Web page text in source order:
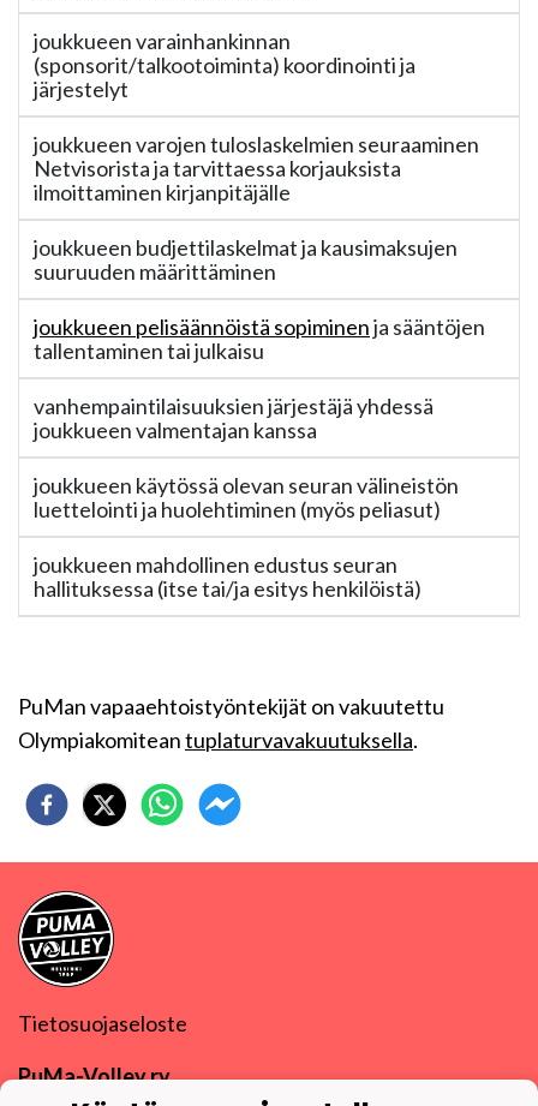
joukkueen varainhankinnan
(sponsorit/talkootoiminta) koordinointi ja
järjestelyt
joukkueen varojen tuloslaskelmien seuraaminen
Netvisorista ja tarvittaessa korjauksista
ilmoittaminen kirjanpitäjälle
joukkueen budjettilaskelmat ja kausimaksujen
suuruuden määrittäminen
joukkueen pelisäännöistä sopiminenja sääntöjen
tallentaminen tai julkaisu
vanhempaintilaisuuksien järjestäjä yhdessä
joukkueen valmentajan kanssa
joukkueen käytössä olevan seuran välineistön
luettelointi ja huolehtiminen (myös peliasut)
joukkueen mahdollinen edustus seuran
hallituksessa (itse tai/ja esitys henkilöistä)
PuMan vapaaehtoistyöntekijät on vakuutettu
Olympiakomiteantuplaturvavakuutuksella.
Tietosuojaseloste
PuMa-Volley ry
Y-tunnus 0832270-9